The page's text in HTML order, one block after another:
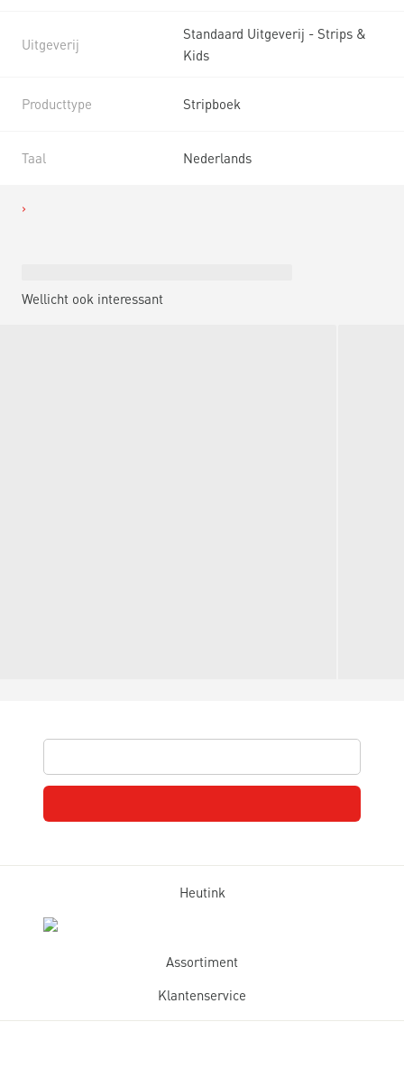
Uitgeverij
Standaard Uitgeverij - Strips &
Kids
Producttype Stripboek
Taal Nederlands
Wellicht ook interessant
Heutink
Assortiment
Klantenservice